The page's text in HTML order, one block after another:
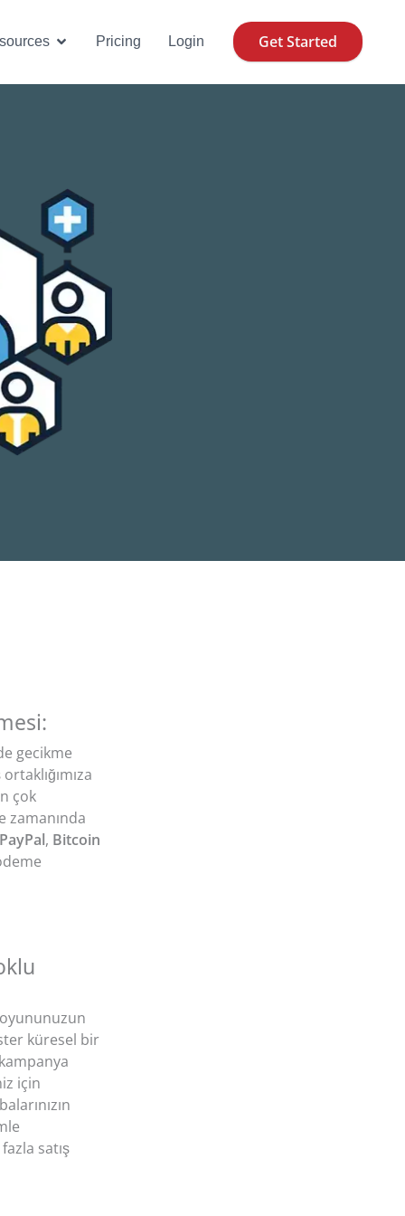
CasesOpen Resources
Pricing Login Get Started
gecikme
çok
zamanında
PayPal, Bitcoin
küresel bir
için
satış